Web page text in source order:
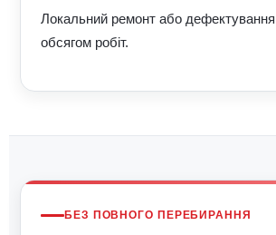
Локальний ремонт або дефектування
обсягом робіт.
БЕЗ ПОВНОГО ПЕРЕБИРАННЯ